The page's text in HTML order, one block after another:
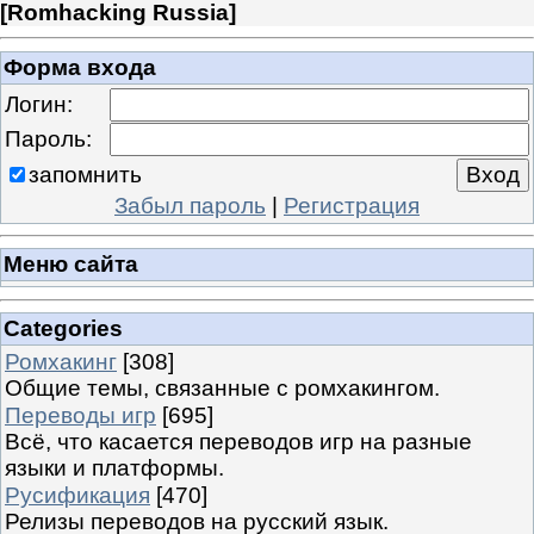
[Romhacking Russia]
Форма входа
Логин:
Пароль:
запомнить
Забыл пароль | Регистрация
Меню сайта
Categories
Ромхакинг [308]
Общие темы, связанные с ромхакингом.
Переводы игр [695]
Всё, что касается переводов игр на разные
языки и платформы.
Русификация [470]
Релизы переводов на русский язык.